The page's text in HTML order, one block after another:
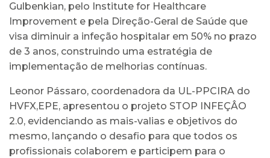
Gulbenkian, pelo Institute for Healthcare
Improvement e pela Direção-Geral de Saúde que
visa diminuir a infeção hospitalar em 50% no prazo
de 3 anos, construindo uma estratégia de
implementação de melhorias contínuas.
Leonor Pássaro, coordenadora da UL-PPCIRA do
HVFX,EPE, apresentou o projeto STOP INFEÇÂO
2.0, evidenciando as mais-valias e objetivos do
mesmo, lançando o desafio para que todos os
profissionais colaborem e participem para o